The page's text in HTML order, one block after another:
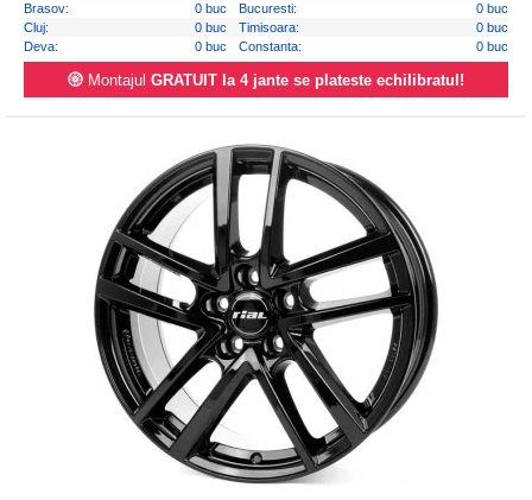
Brasov:
0 buc Bucuresti:
0 buc
Cluj:
0 buc Timisoara:
0 buc
Deva:
0 buc Constanta: 0 buc
Montajul GRATUIT la 4 jante se plateste echilibratul!